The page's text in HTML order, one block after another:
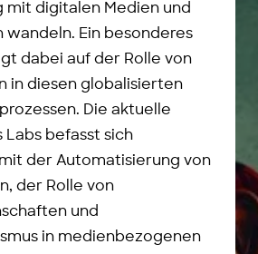
mit digitalen Medien und
wandeln. Ein besonderes
dabei auf der Rolle von
in diesen globalisierten
Die aktuelle
Labs befasst sich
der Automatisierung von
der Rolle von
und
in medienbezogenen